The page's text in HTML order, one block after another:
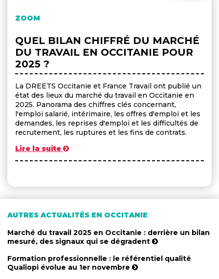
ZOOM
QUEL BILAN CHIFFRÉ DU MARCHÉ
DU TRAVAIL EN OCCITANIE POUR
2025 ?
La DREETS Occitanie et France Travail ont publié un
état des lieux du marché du travail en Occitanie en
2025. Panorama des chiffres clés concernant,
l'emploi salarié, intérimaire, les offres d'emploi et les
demandes, les reprises d'emploi et les difficultés de
recrutement, les ruptures et les fins de contrats.
Lire la suite
AUTRES ACTUALITÉS EN OCCITANIE
Marché du travail 2025 en Occitanie : derrière un bilan
mesuré, des signaux qui se dégradent
Formation professionnelle : le référentiel qualité
Qualiopi évolue au 1er novembre